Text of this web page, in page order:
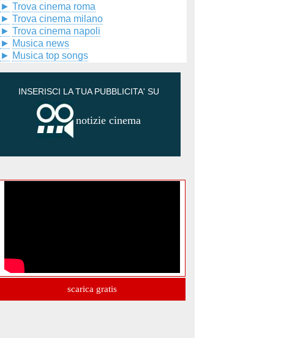
► Trova cinema roma
► Trova cinema milano
► Trova cinema napoli
► Musica news
► Musica top songs
INSERISCI LA TUA PUBBLICITA' SU
notizie cinema
scarica gratis